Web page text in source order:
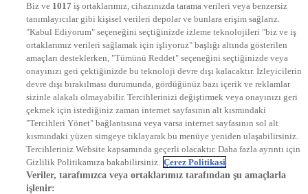
STAR
EURO STAR
KRAL POP TV
DYG Radyolar
NTV RADYO
KRAL FM
KRAL POP
EKSEN
VOYAGE
DYG Dijital
ntv.com.tr
ntvspor.net
secim.ntv.com.tr
startv.com.tr
kralmuzik.com.tr
Biz ve 1017 iş ortaklarımız, cihazınızda tarama verileri veya benzersiz
tanımlayıcılar gibi kişisel verileri depolar ve bunlara erişim sağlarız.
"Kabul Ediyorum" seçeneğini seçtiğinizde izleme teknolojileri "biz ve iş
ortaklarımız verileri sağlamak için işliyoruz" başlığı altında gösterilen
amaçları desteklerken, "Tümünü Reddet" seçeneğini seçtiğinizde veya
onayınızı geri çektiğinizde bu teknoloji devre dışı kalacaktır. İzleyicilerin
devre dışı bırakılması durumunda, gördüğünüz bazı içerik ve reklamlar
sizinle alakalı olmayabilir. Tercihlerinizi değiştirmek veya onayınızı geri
çekmek için istediğiniz zaman internet sayfasının alt kısmındaki
"Tercihleri Yönet" bağlantısına veya varsa internet sayfasının sol alt
kısmındaki yüzen simgeye tıklayarak bu menüye yeniden ulaşabilirsiniz.
Tercihleriniz Website kapsamında geçerli olacaktır. Daha fazla ayrıntı için
Gizlilik Politikamıza bakabilirsiniz. Çerez Politikasi
Veriler, tarafımızca veya ortaklarımız tarafından şu amaçlarla
işlenir: